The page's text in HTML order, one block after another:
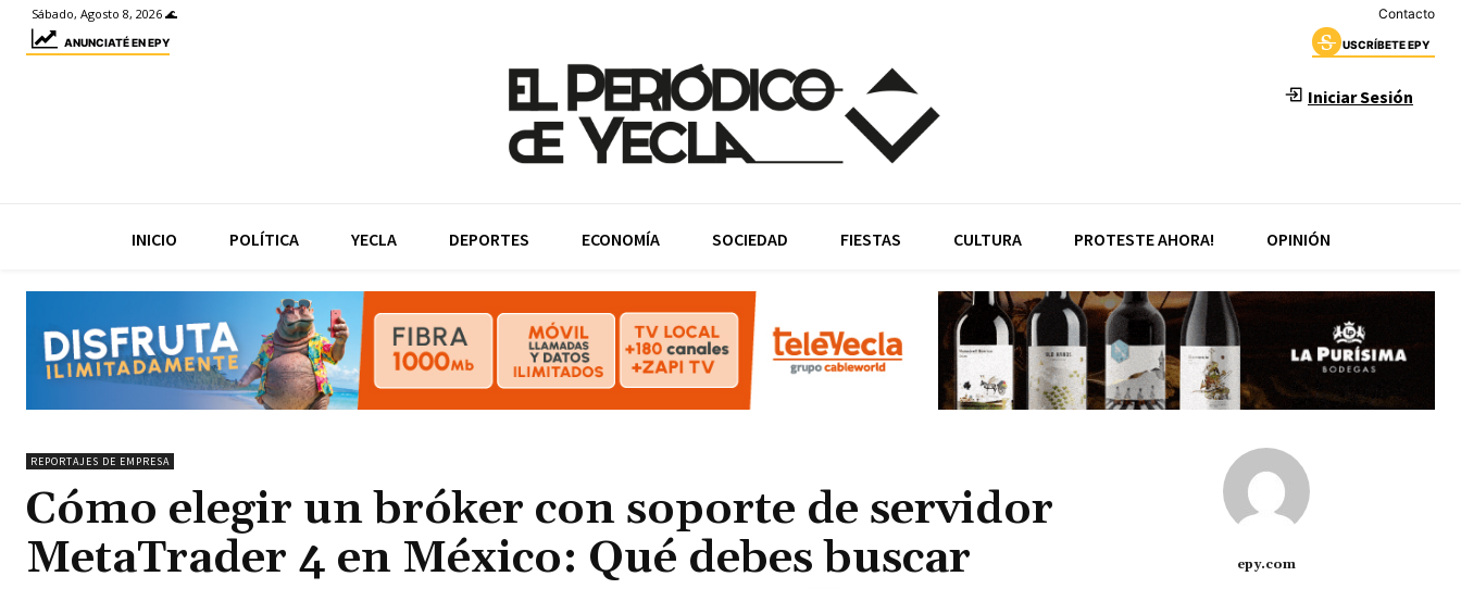
Sábado, Agosto 8, 2026 🌊 Contacto
ANUNCIATÉ EN EPY USCRÍBETE EPY
Iniciar Sesión
INICIO POLÍTICA YECLA DEPORTES ECONOMÍA SOCIEDAD FIESTAS CULTURA PROTESTE AHORA! OPINIÓN
REPORTAJES DE EMPRESA
Cómo elegir un bróker con soporte de servidor
MetaTrader 4 en México: Qué debes buscar
epy.com